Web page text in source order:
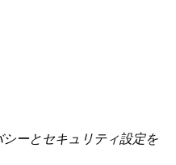
ーとセキュリティ設定を